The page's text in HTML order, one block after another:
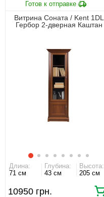
Витрина Соната / Kent 1DL
Гербор 2-дверная Каштан
Длина:
71 см
Глубина:
43 см
Высота:
205 см
10950 грн.